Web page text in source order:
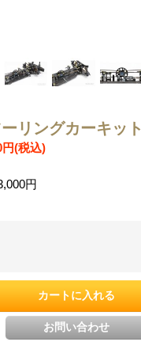
リングカーキット
(税込)
円